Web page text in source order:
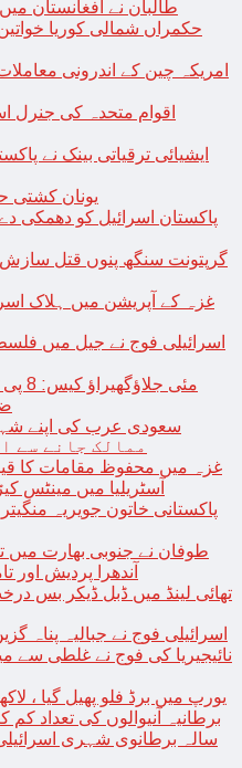
طالبان نے افغانستان میں
حکمراں شمالی کوریا
امریکہ چین کے اندرونی
اقوام متحدہ کی جنرل
ایشیائی ترقیاتی بینک نے
یونان کشتی
پاکستان اسرائیل کو دھمکی
گرپتونت سنگھ پنوں قتل سازش،
ممالک جانے سے
غزہ میں محفوظ مقامات کا
آسٹریلیا میں مینٹس
پاکستانی خاتون جویریہ
طوفان نے جنوبی بھارت میں
آندھرا پردیش اور
اسرائیلی فوج نے جبالیہ پناہ
نائیجیریا کی فوج نے غلطی سے
یورپ میں برڈ فلو پھیل گیا ،
برطانیہ آنیوالوں کی تعداد